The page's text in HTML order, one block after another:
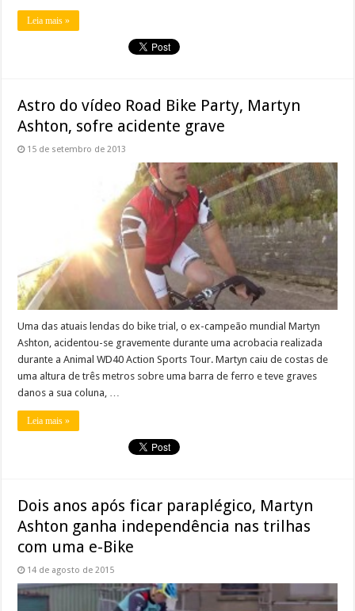
Leia mais »
Astro do vídeo Road Bike Party, Martyn
Ashton, sofre acidente grave
15 de setembro de 2013
Uma das atuais lendas do bike trial, o ex-campeão mundial Martyn
Ashton, acidentou-se gravemente durante uma acrobacia realizada
durante a Animal WD40 Action Sports Tour. Martyn caiu de costas de
uma altura de três metros sobre uma barra de ferro e teve graves
danos a sua coluna, …
Leia mais »
Dois anos após ficar paraplégico, Martyn
Ashton ganha independência nas trilhas
com uma e-Bike
14 de agosto de 2015